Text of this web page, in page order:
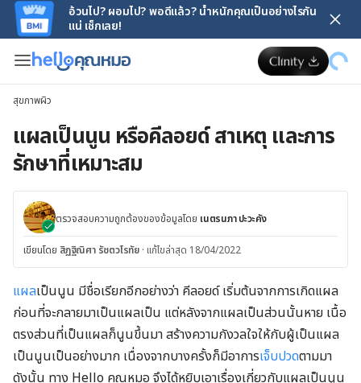
อ้วนไป? ผอมไป? พอดีแล้ว? น้ำหนักคุณเป็นอย่างไรกัน
แน่ เช็กเลย!
สุขภาพผิว
แผลเป็นนูน หรือคีลอยด์ สาเหตุ และการ
รักษาที่เหมาะสม
ตรวจสอบความถูกต้องของข้อมูลโดย เนตรนภา ปะวะคัง
เขียนโดย สิฏฐิณิศา รัชตวโรทัย · แก้ไขล่าสุด 18/04/2022
แผลเป็นนูน มีชื่อเรียกอีกอย่างว่า คีลอยด์ เริ่มต้นจากการเกิดแผล
ก่อนที่จะกลายมาเป็นแผลเป็น แต่หลังจากแผลเป็นส่วนนั้นหาย เนื้อ
ตรงส่วนที่เป็นแผลก็นูนขึ้นมา สร้างความกังวลใจให้กับผู้เป็นแผล
เป็นนูนเป็นอย่างมาก เนื่องจากบางครั้งก็มีอาการเจ็บปวดตามมา
ดังนั้น ทาง Hello คุณหมอ จึงได้หยิบเอาเรื่องเกี่ยวกับแผลเป็นนูน